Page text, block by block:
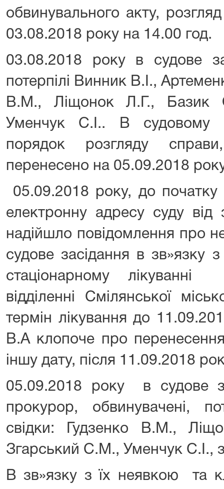
обвинувального акту,
03.08.2018 року на 14.00 год.
03.08.2018 року в судове
потерпілі Винник В.І.,
В.М., Ліщонок Л.Г., Базик
Уменчук С.І.. В судовому
порядок розгляду
перенесено на 05.09.2018
05.09.2018 року, до початку
електронну адресу суду
надійшло повідомлення про
судове засідання в зв»язку
стаціонарному лікуванні
відділенні Смілянської
термін лікування до
В.А клопоче про
іншу дату, після 11.09.2018
05.09.2018 року в судове
прокурор, обвинувачені,
свідки: Гудзенко В.М.,
Згарський С.М., Уменчук С.І.,
В зв»язку з їх неявкою та